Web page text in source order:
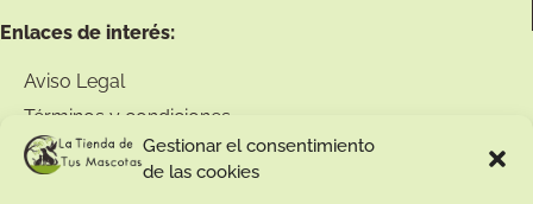
Gestionar el consentimiento
de las cookies
Enlaces de interés:
Aviso Legal
Términos y condiciones
Política de privacidad